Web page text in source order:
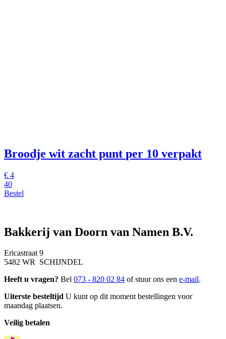
Broodje wit zacht punt per 10 verpakt
€ 4
40
Bestel
Bakkerij van Doorn van Namen B.V.
Ericastraat 9
5482 WR SCHIJNDEL
Heeft u vragen? Bel 073 - 820 02 84 of stuur ons een e-mail.
Uiterste besteltijd U kunt op dit moment bestellingen voor
maandag plaatsen.
Veilig betalen